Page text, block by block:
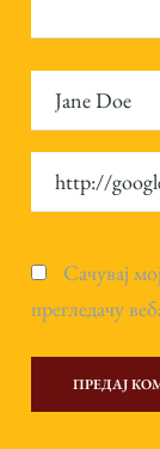
Сачувај
прегледачу